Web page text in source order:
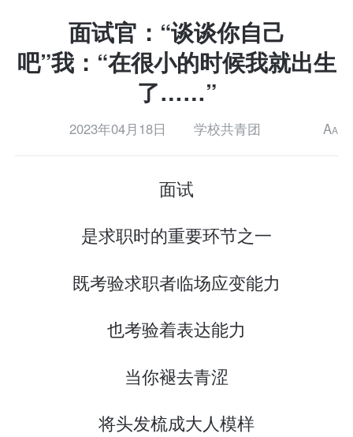
面试官：“谈谈你自己
吧”我：“在很小的时候我就出生
了……”
2023年04月18日 学校共青团 AA
面试
是求职时的重要环节之一
既考验求职者临场应变能力
也考验着表达能力
当你褪去青涩
将头发梳成大人模样